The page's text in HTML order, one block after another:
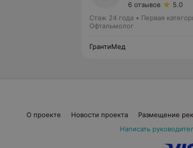
6 отзывов
5.0
Стаж 24 года • Первая
Офтальмолог
ГрантиМед
О проекте Новости проекта Размещение
Написать